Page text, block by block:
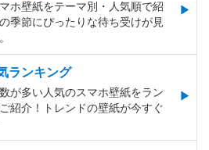
ホ壁紙をテーマ別・人気順で紹
季節にぴったりな待ち受けが見
ランキング
が多い人気のスマホ壁紙をラン
紹介！トレンドの壁紙が今すぐ